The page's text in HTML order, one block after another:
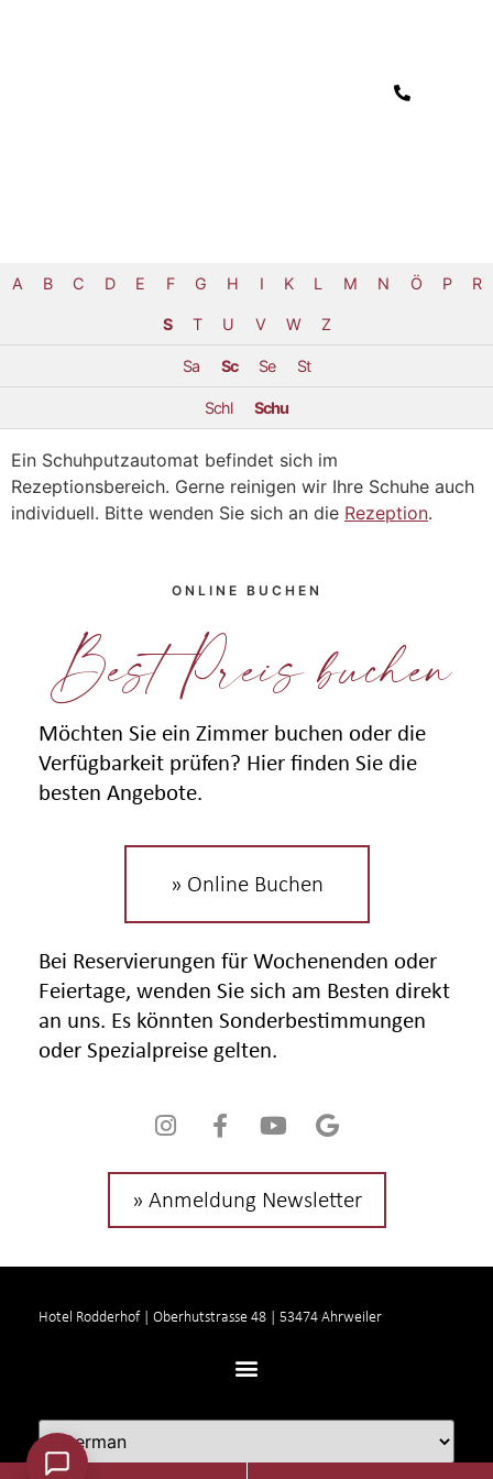
A B C D E F G H I K L M N Ö P R
S T U V W Z
Sa Sc Se St
Schl Schu
Ein Schuhputzautomat befindet sich im
Rezeptionsbereich. Gerne reinigen wir Ihre Schuhe auch
individuell. Bitte wenden Sie sich an die Rezeption.
ONLINE BUCHEN
Best Preis buchen
Möchten Sie ein Zimmer buchen oder die
Verfügbarkeit prüfen? Hier finden Sie die
besten Angebote.
» Online Buchen
Bei Reservierungen für Wochenenden oder
Feiertage, wenden Sie sich am Besten direkt
an uns. Es könnten Sonderbestimmungen
oder Spezialpreise gelten.
» Anmeldung Newsletter
Hotel Rodderhof | Oberhutstrasse 48 | 53474 Ahrweiler